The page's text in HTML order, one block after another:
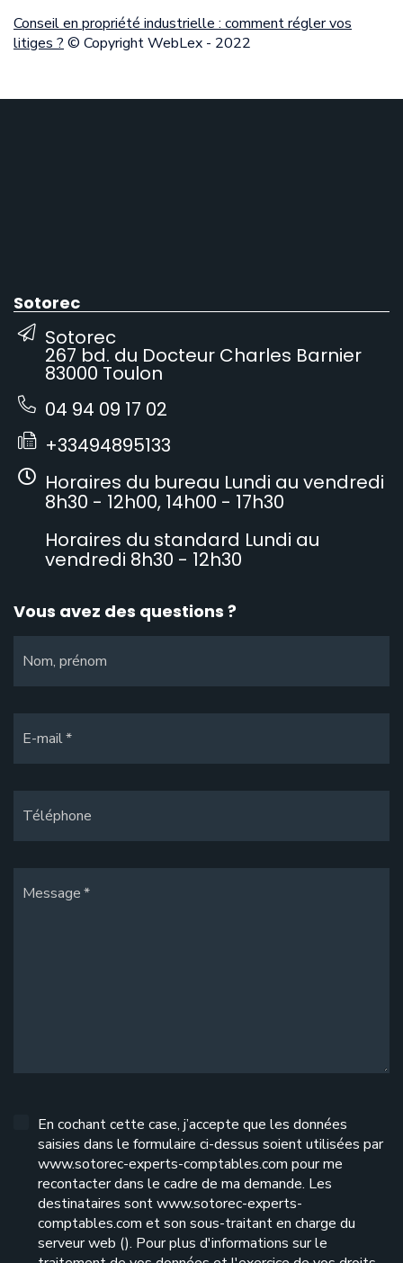
Conseil en propriété industrielle : comment régler vos
litiges ? © Copyright WebLex - 2022
Sotorec
Sotorec
267 bd. du Docteur Charles Barnier
83000 Toulon
04 94 09 17 02
+33494895133
Horaires du bureau Lundi au vendredi
8h30 - 12h00, 14h00 - 17h30
Horaires du standard Lundi au
vendredi 8h30 - 12h30
Vous avez des questions ?
Nom, prénom
E-mail
Téléphone
Message
En cochant cette case, j’accepte que les données
saisies dans le formulaire ci-dessus soient utilisées par
www.sotorec-experts-comptables.com pour me
recontacter dans le cadre de ma demande. Les
destinataires sont www.sotorec-experts-
comptables.com et son sous-traitant en charge du
serveur web (). Pour plus d'informations sur le